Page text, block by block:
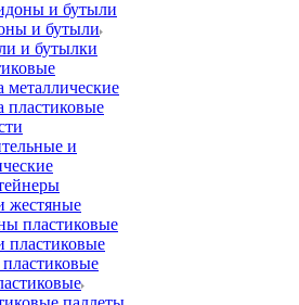
и бутыли
и бутылки
металлические
пластиковые
и
жестяные
пластиковые
пластиковые